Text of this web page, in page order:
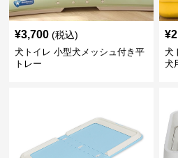
¥3,700 (税込)
犬トイレ 小型犬メッシュ付き平
トレー
¥
犬
犬